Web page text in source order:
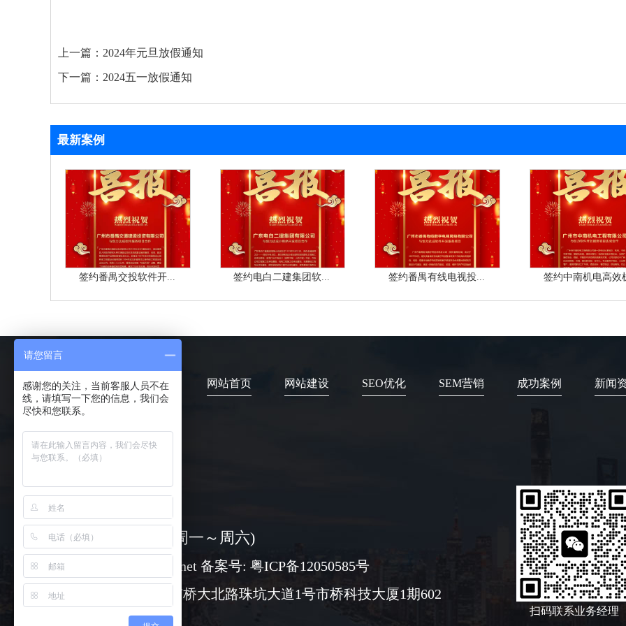
上一篇： 2024年元旦放假通知
下一篇： 2024五一放假通知
最新案例
签约番禺交投软件开... 签约电白二建集团软... 签约番禺有线电视投... 签约中南机电高效
网站首页 网站建设 SEO优化 SEM营销 成功案例 新闻
08:30-18:00 ( 周一～周六)
www@chuangli.net 备案号: 粤ICP备12050585号
广州市番禺区市桥大北路珠坑大道1号市桥科技大厦1期602
扫码联系业务经理
请您留言
感谢您的关注，当前客服人员不在
线，请填写一下您的信息，我们会
尽快和您联系。